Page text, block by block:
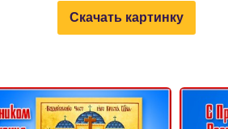
Скачать картинку